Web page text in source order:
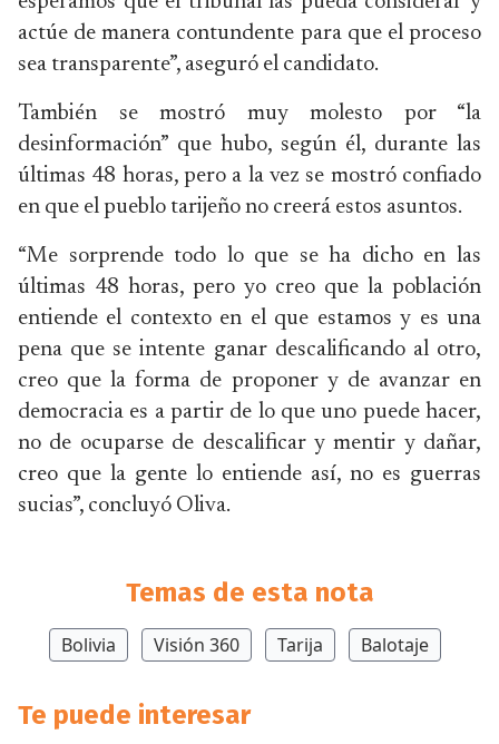
actúe de manera contundente para que el proceso
sea transparente”, aseguró el candidato.
También se mostró muy molesto por “la
desinformación” que hubo, según él, durante las
últimas 48 horas, pero a la vez se mostró confiado
en que el pueblo tarijeño no creerá estos asuntos.
“Me sorprende todo lo que se ha dicho en las
últimas 48 horas, pero yo creo que la población
entiende el contexto en el que estamos y es una
pena que se intente ganar descalificando al otro,
creo que la forma de proponer y de avanzar en
democracia es a partir de lo que uno puede hacer,
no de ocuparse de descalificar y mentir y dañar,
creo que la gente lo entiende así, no es guerras
sucias”, concluyó Oliva.
Temas de esta nota
Bolivia Visión 360 Tarija Balotaje
Te puede interesar